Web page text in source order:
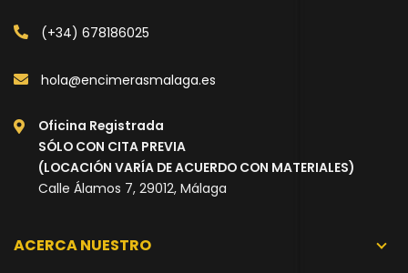
(+34) 678186025
hola@encimerasmalaga.es
Oficina Registrada
SÓLO CON CITA PREVIA
(LOCACIÓN VARÍA DE ACUERDO CON MATERIALES)
Calle Álamos 7, 29012, Málaga
ACERCA NUESTRO